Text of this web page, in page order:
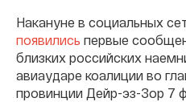
Накануне в социальных
появились первые
близких российских
авиаударе коалиции во
провинции Дейр-эз-Зор 7